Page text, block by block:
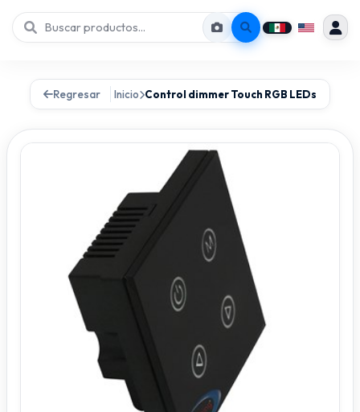
Regresar Inicio Control dimmer Touch RGB LEDs